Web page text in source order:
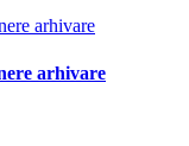
arhivare